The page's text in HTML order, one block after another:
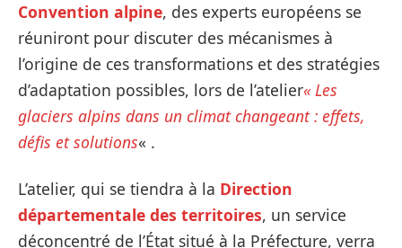
Convention alpine, des experts européens se
réuniront pour discuter des mécanismes à
l’origine de ces transformations et des stratégies
d’adaptation possibles, lors de l’atelier« Les
glaciers alpins dans un climat changeant : effets,
défis et solutions« .
L’atelier, qui se tiendra à la Direction
départementale des territoires, un service
déconcentré de l’État situé à la Préfecture, verra